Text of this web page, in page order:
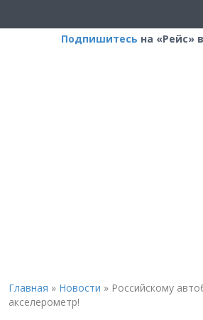
Подпишитесь на «Рейс»
Главная » Новости » Российскому
акселерометр!